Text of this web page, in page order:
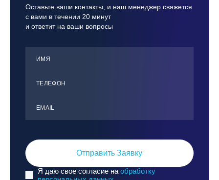
Карачаево-Черкесская респ., ВТРК «Архыз»
Кемеровская обл., ГК «Шерегеш»
Китай, Харбин, ГЛЦ «BONSKI»
Миасс, ГЛК «Солнечная Долина»
Мончегорск, ГК «ЛАПАРК»
Москва, «Воробьевы Горы»
Оставьте ваши контакты, и наш менеджер свяжется
с вами в течении 20 минут
и ответит на ваши вопросы
ИМЯ
ТЕЛЕФОН
ЕMАIL
Отправить Заявку
Я даю свое согласие на обработку